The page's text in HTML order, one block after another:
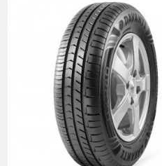
Anti-spam zaštita - izračunajte